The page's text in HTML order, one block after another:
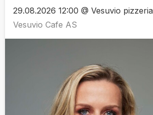
29.08.2026 12:00 @ Vesuvio pizzeria
Vesuvio Cafe AS